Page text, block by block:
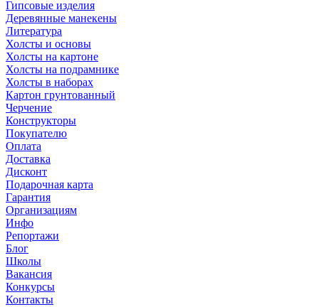
Гипсовые изделия
Деревянные манекены
Литература
Холсты и основы
Холсты на картоне
Холсты на подрамнике
Холсты в наборах
Картон грунтованный
Черчение
Конструкторы
Покупателю
Оплата
Доставка
Дисконт
Подарочная карта
Гарантия
Организациям
Инфо
Репортажи
Блог
Школы
Вакансия
Конкурсы
Контакты